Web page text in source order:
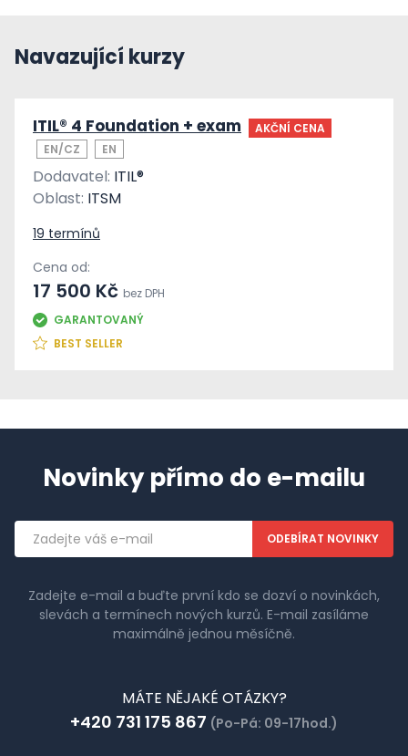
Navazující kurzy
ITIL® 4 Foundation + exam
AKČNÍ CENA
EN/CZ
EN
Dodavatel: ITIL®
Oblast: ITSM
19 termínů
Cena od:
17 500 Kč bez DPH
GARANTOVANÝ
BEST SELLER
Novinky přímo do e-mailu
Emailová
adresa
Zadejte e-mail a buďte první kdo se dozví o novinkách,
slevách a termínech nových kurzů. E-mail zasíláme
maximálně jednou měsíčně.
MÁTE NĚJAKÉ OTÁZKY?
+420 731 175 867 (Po-Pá: 09-17hod.)